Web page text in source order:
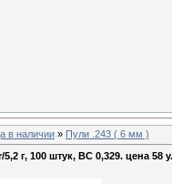
в наличии » Пули .243 ( 6 мм )
г, 100 штук, BC 0,329. цена 58